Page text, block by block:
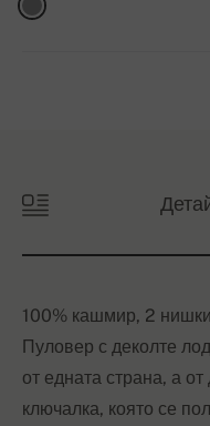
100% кашмир, 2
Пуловер с деколте
от едната страна, а
ключалка, която се